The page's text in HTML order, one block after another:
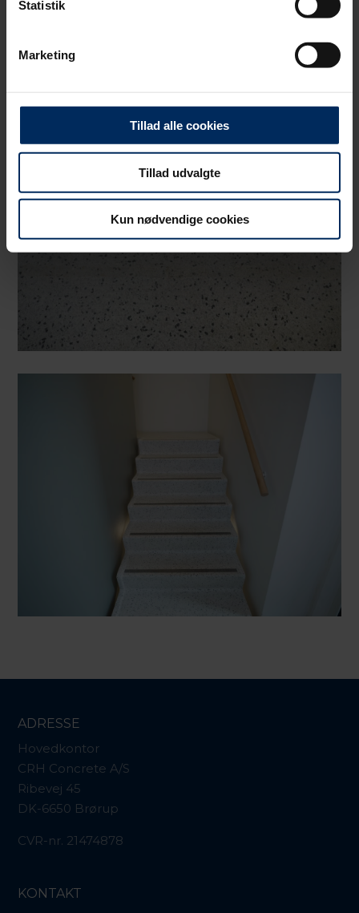
Vi bruger primært cookies til webanalyse med henblik på at
cookies for at opdage uhensigtsmæssigheder på sitet, såsom
Statistik
Marketing
Tillad alle cookies
Tillad udvalgte
Kun nødvendige cookies
ADRESSE
Hovedkontor
CRH Concrete A/S
Ribevej 45
DK-6650 Brørup
CVR-nr. 21474878
KONTAKT